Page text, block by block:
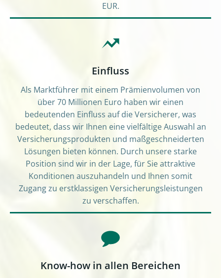
EUR.
Einfluss
Als Marktführer mit einem Prämienvolumen von
über 70 Millionen Euro haben wir einen
bedeutenden Einfluss auf die Versicherer, was
bedeutet, dass wir Ihnen eine vielfältige Auswahl an
Versicherungsprodukten und maßgeschneiderten
Lösungen bieten können. Durch unsere starke
Position sind wir in der Lage, für Sie attraktive
Konditionen auszuhandeln und Ihnen somit
Zugang zu erstklassigen Versicherungsleistungen
zu verschaffen.
Know-how in allen Bereichen